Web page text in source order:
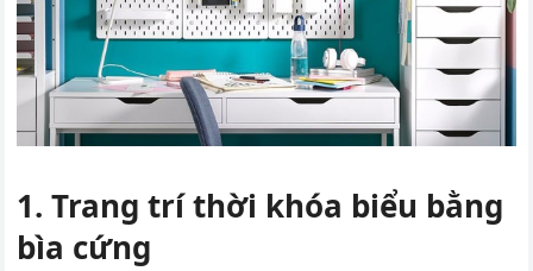
1. Trang trí thời khóa biểu bằng
bìa cứng